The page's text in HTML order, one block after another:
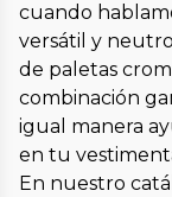
cuando
versátil y
de paletas
combinación
igual manera
en tu
En nuestro